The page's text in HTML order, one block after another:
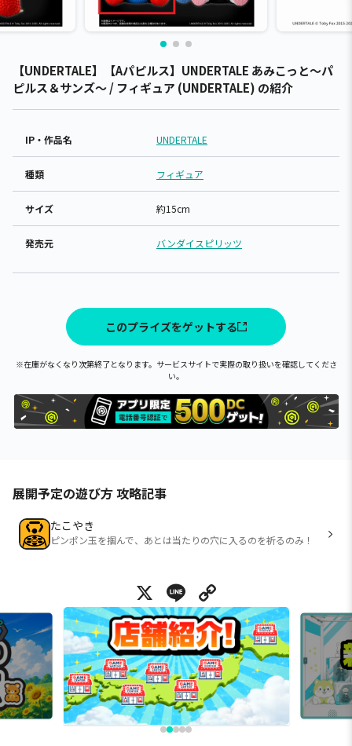
【UNDERTALE】【Aパピルス】UNDERTALE あみこっと～パ
ピルス＆サンズ～ / フィギュア (UNDERTALE) の紹介
IP・作品名 UNDERTALE
種類 フィギュア
サイズ 約15cm
発売元 バンダイスピリッツ
このプライズをゲットする
※在庫がなくなり次第終了となります。サービスサイトで実際の取り扱いを確認してくださ
い。
展開予定の遊び方 攻略記事
たこやき
ピンポン玉を掴んで、あとは当たりの穴に入るのを祈るのみ！
X Line